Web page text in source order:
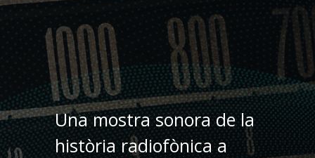
Una mostra sonora de la
història radiofònica a